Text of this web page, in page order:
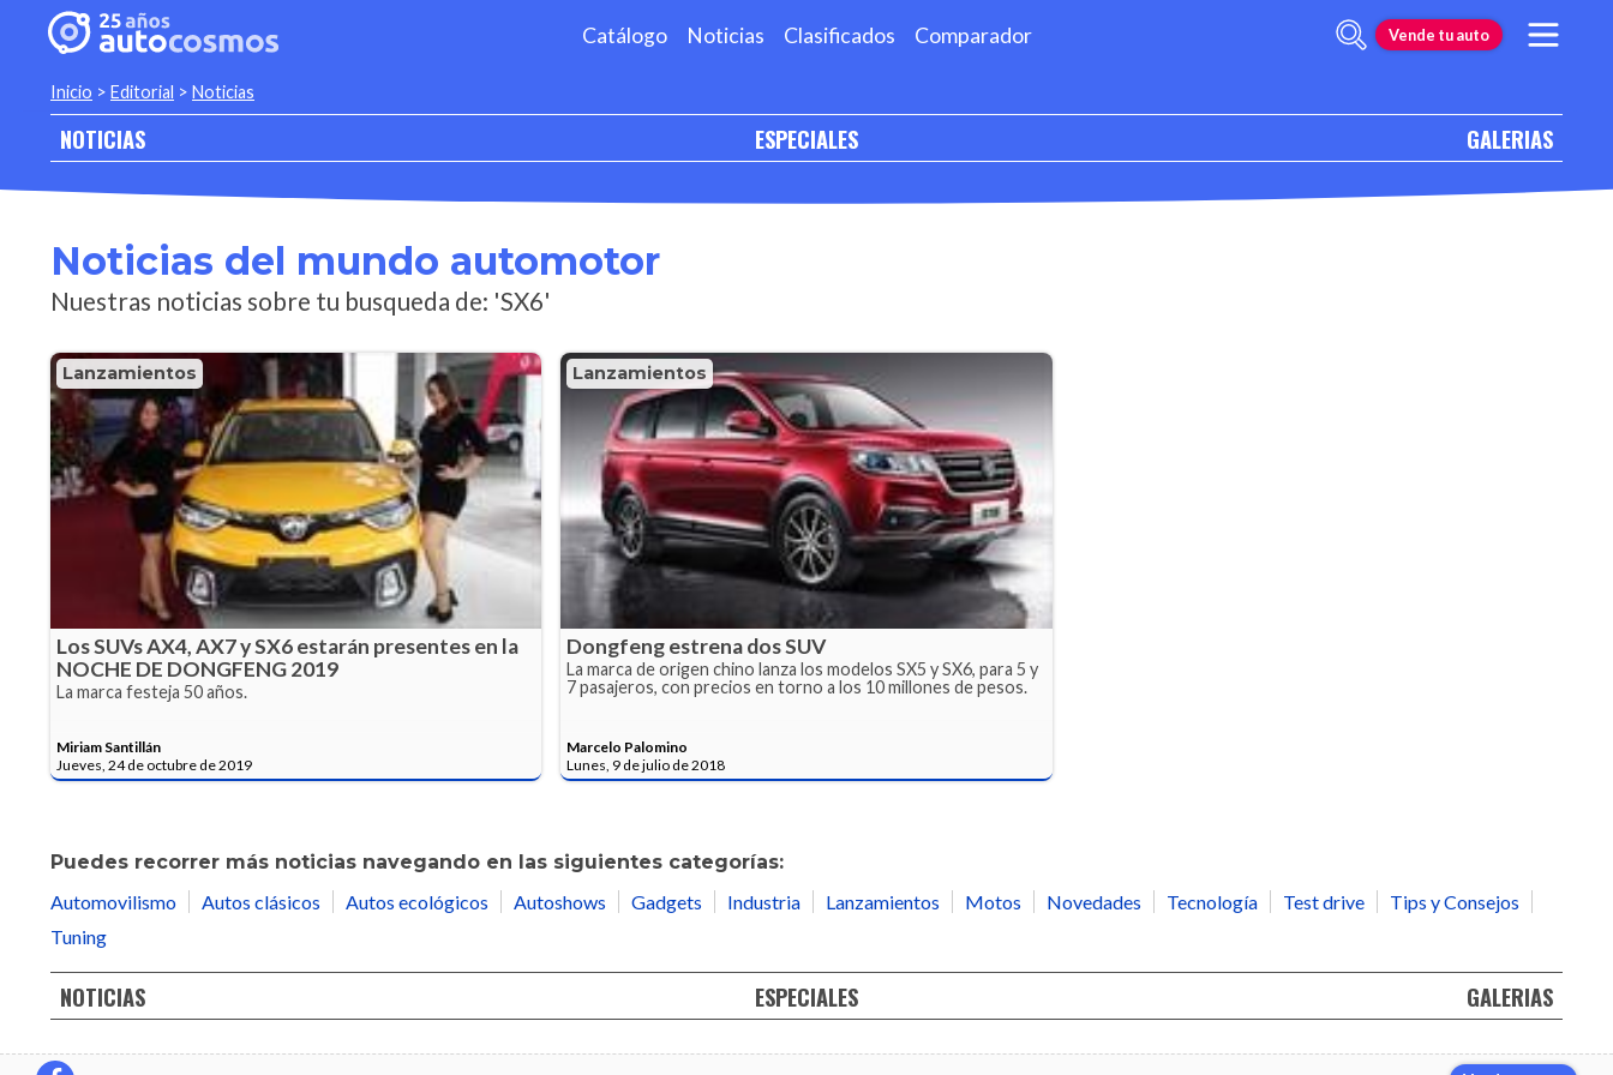
Catálogo Noticias Clasificados Comparador Vende tu auto
Inicio > Editorial > Noticias
NOTICIAS ESPECIALES GALERIAS
Noticias del mundo automotor
Nuestras noticias sobre tu busqueda de: 'SX6'
Lanzamientos
Los SUVs AX4, AX7 y SX6 estarán presentes en la
NOCHE DE DONGFENG 2019
La marca festeja 50 años.
Miriam Santillán
Jueves, 24 de octubre de 2019
Lanzamientos
Dongfeng estrena dos SUV
La marca de origen chino lanza los modelos SX5 y SX6, para 5 y
7 pasajeros, con precios en torno a los 10 millones de pesos.
Marcelo Palomino
Lunes, 9 de julio de 2018
Puedes recorrer más noticias navegando en las siguientes categorías:
Automovilismo
Autos clásicos Autos ecológicos Autoshows Gadgets Industria Lanzamientos Motos Novedades Tecnología Test drive
Tips y Consejos
Tuning
NOTICIAS ESPECIALES GALERIAS